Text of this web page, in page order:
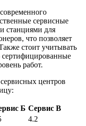
сервисные
станциями для
что позволяет
стоит учитывать
работ.
центров
Б Сервис В
4.2